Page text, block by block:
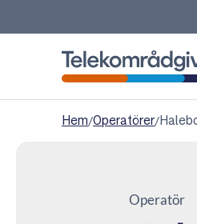
Hem/Operatörer/
Operatör